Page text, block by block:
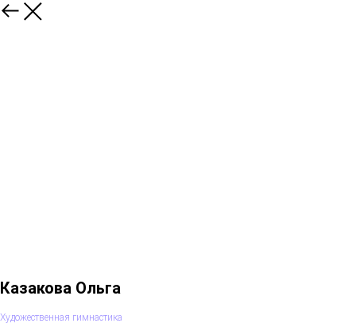
Казакова Ольга
Художественная гимнастика